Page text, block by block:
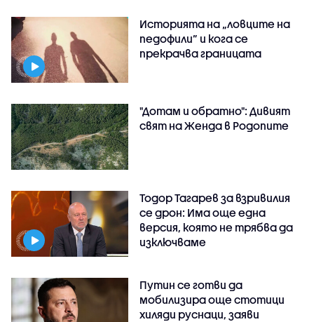
Историята на „ловците на
педофили” и кога се
прекрачва границата
"Дотам и обратно": Дивият
свят на Женда в Родопите
Тодор Тагарев за взривилия
се дрон: Има още една
версия, която не трябва да
изключваме
Путин се готви да
мобилизира още стотици
хиляди руснаци, заяви